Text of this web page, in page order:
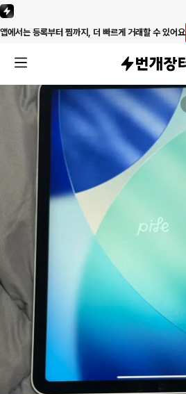
앱에서는 등록부터 찜까지, 더 빠르게 거래할 수 있어요